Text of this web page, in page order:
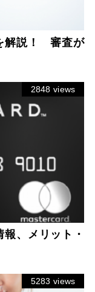
解説！ 審査が
2848 views
報、メリット・
5283 views